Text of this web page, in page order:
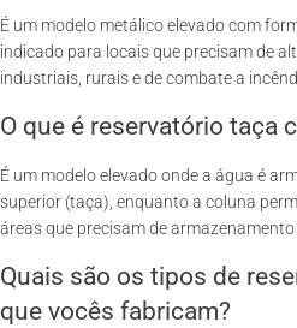
É um modelo metálico elevado com
indicado para locais que precisam de
industriais, rurais e de combate a
O que é reservatório taça
É um modelo elevado onde a água é
superior (taça), enquanto a coluna
áreas que precisam de
Quais são os tipos de
que vocês fabricam?